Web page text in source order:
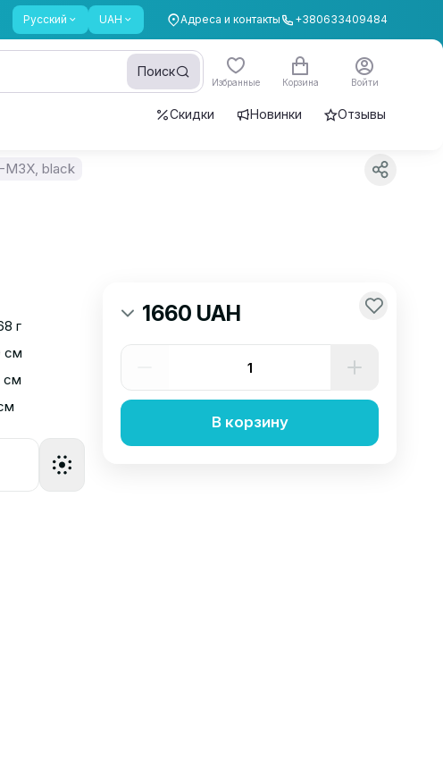
Русский UAH Адреса и контакты +380633409484
Поиск
Избранные Корзина Войти
Скидки Новинки Отзывы
M3X, black
г
см
см
1660 UAH
В корзину